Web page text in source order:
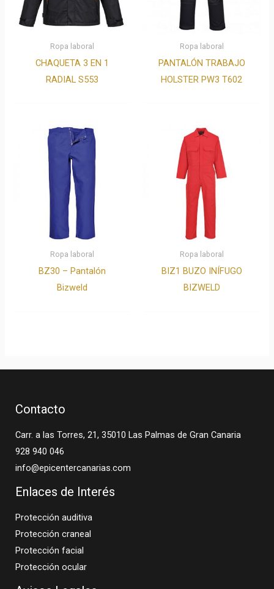
Ropa laboral
CHAQUETA 3 EN 1
RADIAL S553
Ropa laboral
PANTALÓN TRABAJO
HOLSTER PW3 T602
Ropa laboral
BZ30 – Pantalón
Bizweld
Ropa laboral
BIZ1 BUZO INÍFUGO
BIZWELD
Contacto
Carr. a las Torres, 21, 35010 Las Palmas de Gran Canaria
928 940 046
info@epicentercanarias.com
Enlaces de Interés
Protección auditiva
Protección craneal
Protección facial
Protección ocular